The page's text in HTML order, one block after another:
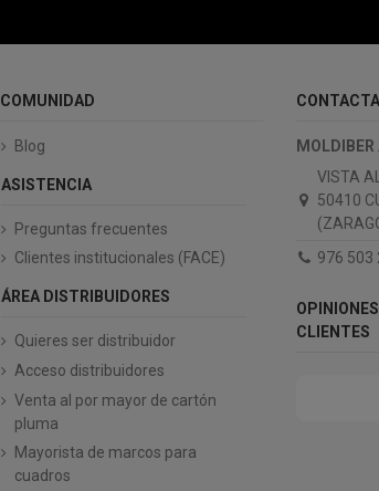
COMUNIDAD
Blog
ASISTENCIA
Preguntas frecuentes
Clientes institucionales (FACE)
ÁREA DISTRIBUIDORES
Quieres ser distribuidor
Acceso distribuidores
Venta al por mayor de cartón
pluma
Mayorista de marcos para
cuadros
CONTACTA
MOLDIBER
VISTA
50410
976 503
CLIENTES